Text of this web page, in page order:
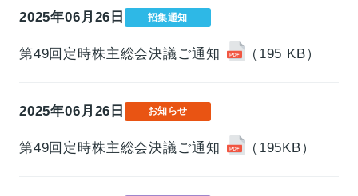
2025年06月26日 招集通知
第49回定時株主総会決議ご通知 （195 KB）
2025年06月26日 お知らせ
第49回定時株主総会決議ご通知 （195KB）